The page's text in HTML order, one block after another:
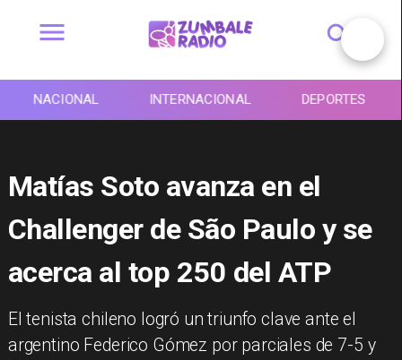
NACIONAL INTERNACIONAL DEPORTES
Matías Soto avanza en el
Challenger de São Paulo y se
acerca al top 250 del ATP
El tenista chileno logró un triunfo clave ante el
argentino Federico Gómez por parciales de 7-5 y